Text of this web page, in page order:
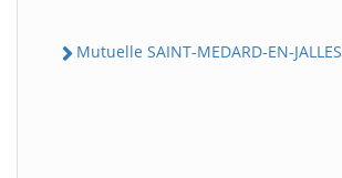
Mutuelle SAINT-MEDARD-EN-JALLES